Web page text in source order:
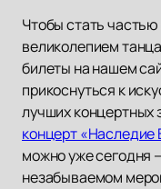
Чтобы стать
великолепием
билеты на нашем
прикоснуться к
лучших концертных
концерт «Наследие
можно уже сегодня
незабываемом